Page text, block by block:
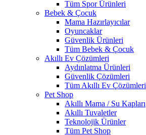
Tüm Spor Ürünleri
Bebek & Çocuk
Mama Hazırlayıcılar
Oyuncaklar
Güvenlik Ürünleri
Tüm Bebek & Çocuk
Akıllı Ev Çözümleri
Aydınlatma Ürünleri
Güvenlik Çözümleri
Tüm Akıllı Ev Çözümleri
Pet Shop
Akıllı Mama / Su Kapları
Akıllı Tuvaletler
Teknolojik Ürünler
Tüm Pet Shop